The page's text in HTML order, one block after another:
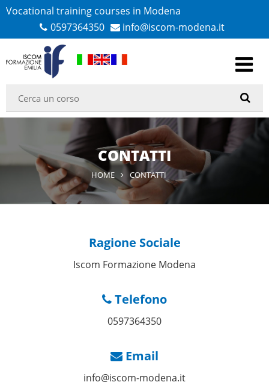
Vocational training courses in Modena
0597364350
info@iscom-modena.it
CONTATTI
HOME CONTATTI
Ragione Sociale
Iscom Formazione Modena
Telefono
0597364350
Email
info@iscom-modena.it